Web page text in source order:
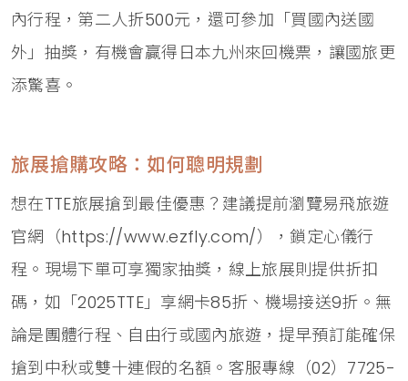
內行程，第二人折500元，還可參加「買國內送國
外」抽獎，有機會贏得日本九州來回機票，讓國旅更
添驚喜。
旅展搶購攻略：如何聰明規劃
想在TTE旅展搶到最佳優惠？建議提前瀏覽易飛旅遊
官網（https://www.ezfly.com/），鎖定心儀行
程。現場下單可享獨家抽獎，線上旅展則提供折扣
碼，如「2025TTE」享網卡85折、機場接送9折。無
論是團體行程、自由行或國內旅遊，提早預訂能確保
搶到中秋或雙十連假的名額。客服專線（02）7725-